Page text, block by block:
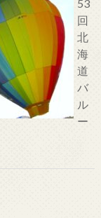
53
回
北
海
道
バ
ル
ー